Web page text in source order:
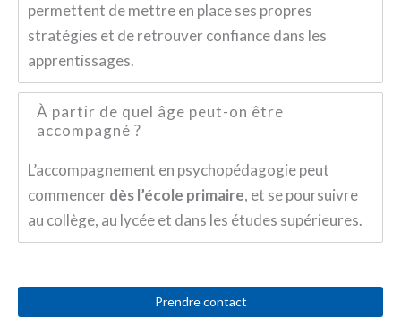
permettent de mettre en place ses propres
stratégies et de retrouver confiance dans les
apprentissages.
À partir de quel âge peut-on être
accompagné ?
L’accompagnement en psychopédagogie peut
commencer dès l’école primaire, et se poursuivre
au collège, au lycée et dans les études supérieures.
Prendre contact